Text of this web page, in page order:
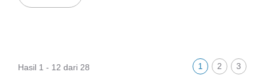
Pecah Dan Ringan...
Hasil 1 - 12 dari 28 1 2 3